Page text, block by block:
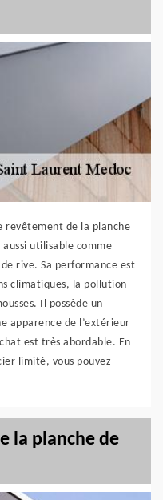
revêtement de la planche
utilisable comme
rive. Sa performance est
climatiques, la pollution
Il possède un
apparence de l’extérieur
est très abordable. En
limité, vous pouvez
la planche de